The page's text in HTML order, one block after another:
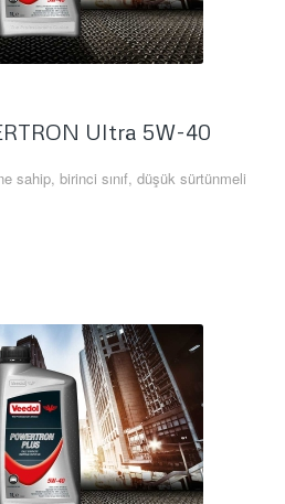
Ultra 5W-40
sahip, birinci sınıf, düşük sürtünmeli